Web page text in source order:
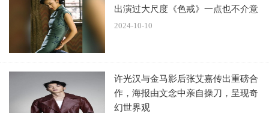
刘宰明虽然不清楚他哪部作品在中国台湾很有名，但他
反过来爆料，称有一位《请回答1988》的工作人员想很久才
跟他开口，“他问我说，可否帮他拿许光汉的签名，我才知道
演员，刘宰明也强调会在远方为他加油打气，希望有机会再
次合作。
出演过大尺度《色戒》一点也不介意
2024-10-10
许光汉与金马影后张艾嘉传出重磅合
作，海报由文念中亲自操刀，呈现奇
幻世界观